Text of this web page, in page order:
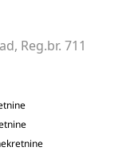
Reg.br. 711